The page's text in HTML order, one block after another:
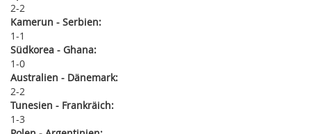
2 2
Kamerun - Serbien:
1 1
Südkorea - Ghana:
1 0
Australien - Dänemark:
2 2
Tunesien - Frankräich:
1 3